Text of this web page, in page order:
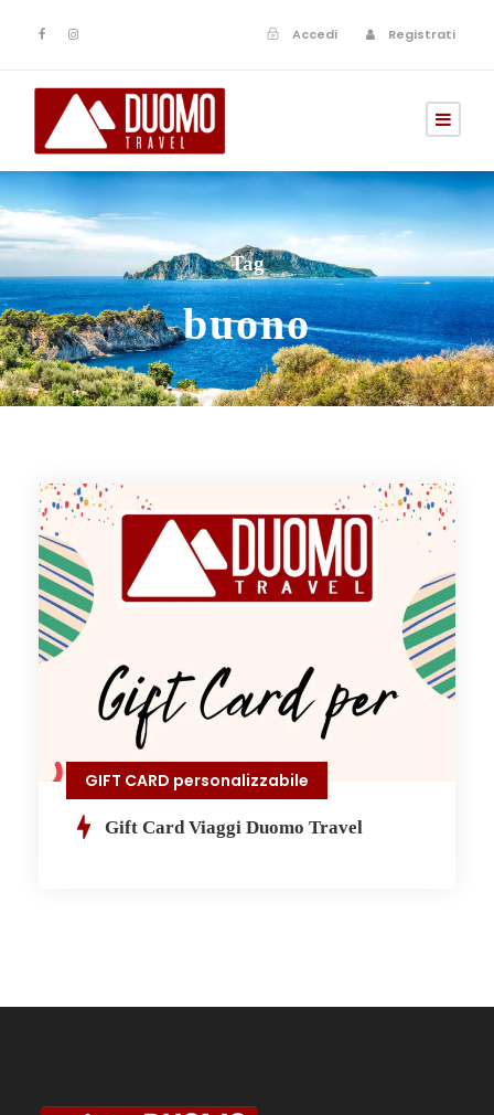
Accedi Registrati
Tag
buono
GIFT CARD personalizzabile
Gift Card Viaggi Duomo Travel